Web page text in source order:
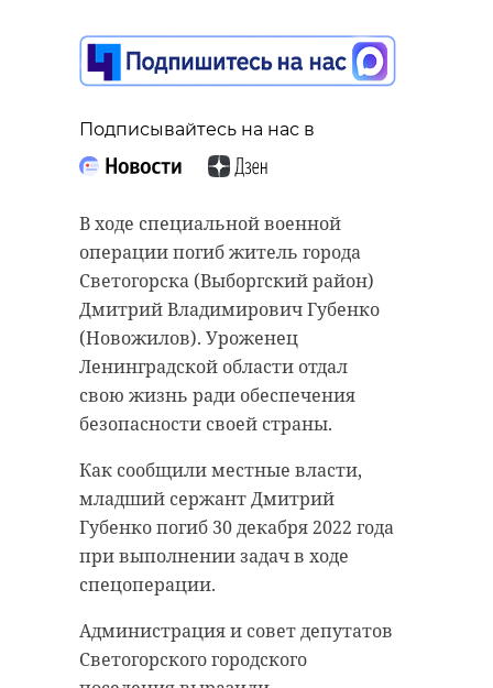
Подписывайтесь на нас в
В ходе специальной военной
операции погиб житель города
Светогорска (Выборгский район)
Дмитрий Владимирович Губенко
(Новожилов). Уроженец
Ленинградской области отдал
свою жизнь ради обеспечения
безопасности своей страны.
Как сообщили местные власти,
младший сержант Дмитрий
Губенко погиб 30 декабря 2022 года
при выполнении задач в ходе
спецоперации.
Администрация и совет депутатов
Светогорского городского
Подписывайтесь на нас в
Первый класс ГИМС МЧС России
создали в Ленинградской области.
Он будет работать в
Шлиссельбургской школе №1
(Кировский район). Ребят научат
оказанию медицинской помощи и
другим навыкам спасателей.
В классе учатся 19 детей в
возрасте от 11 до 12 лет, -
рассказали в пятницу, 13 января, в
региональном комитете по
образованию. Дополнительные
занятия для ребят проводят
ГИМС и сотрудники поисково-
спасательного отряда
Видео: 47channel
Американский
журналист и
политолог
прокомментировал
заявление Уэсли
Кларка о том, что
Крым вернется в
состав Украины
13 января 2023, 11:58
Подписывайтесь на нас в
внешне безобидными речами
скрываются планы по массовым